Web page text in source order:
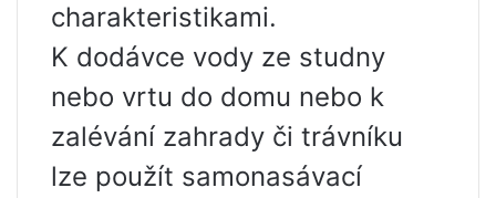
charakteristikami.
K dodávce vody ze studny
nebo vrtu do domu nebo k
zalévání zahrady či trávníku
lze použít samonasávací